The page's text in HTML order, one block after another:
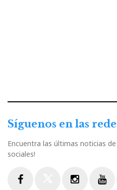
Síguenos en las
Encuentra las últimas noticias
sociales!